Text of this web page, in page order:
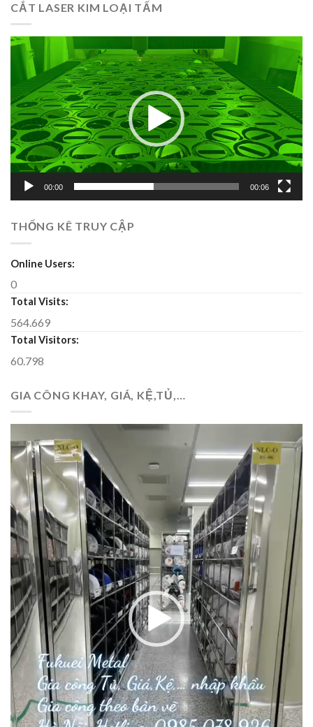
CẮT LASER KIM LOẠI TẤM
Trình
chơi
Video
00:00 00:06
THỐNG KÊ TRUY CẬP
Online Users:
0
Total Visits:
564.669
Total Visitors:
60.798
GIA CÔNG KHAY, GIÁ, KỆ,TỦ,…
chơi
Video